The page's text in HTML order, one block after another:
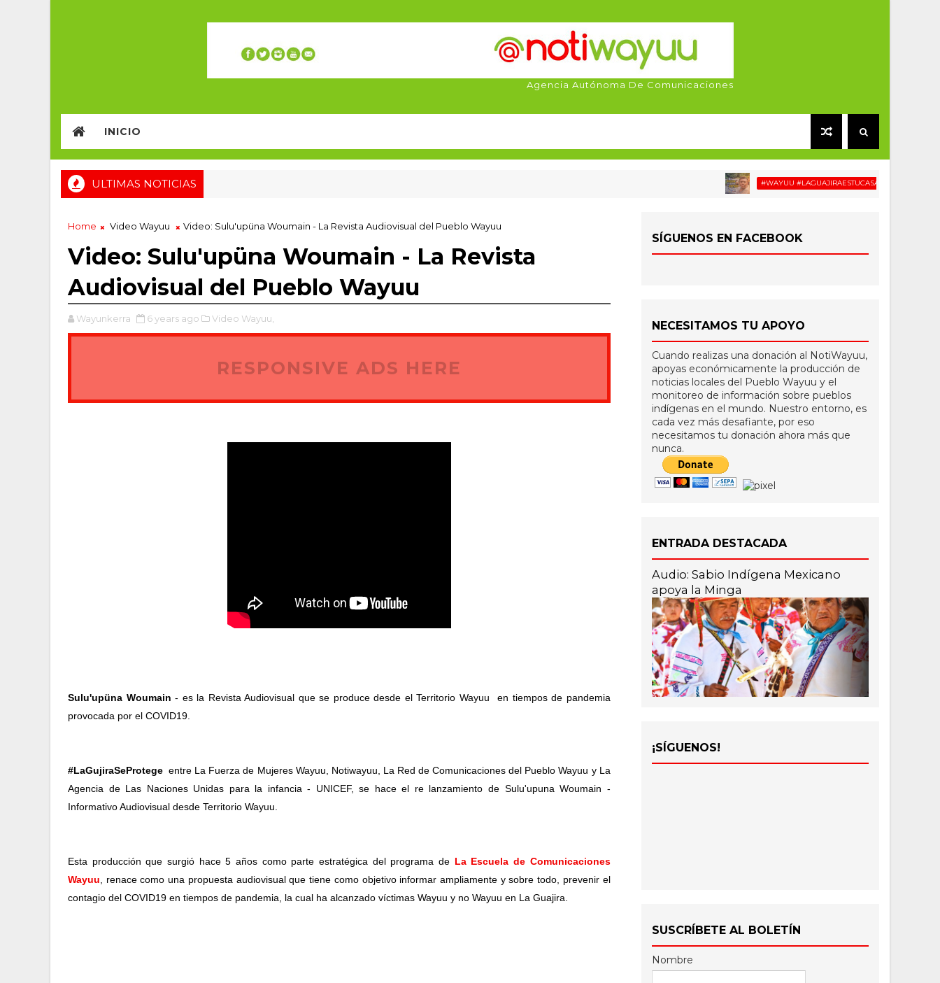
Agencia Autónoma De Comunicaciones
INICIO
ULTIMAS NOTICIAS #WAYUU #LAGUAJIRAESTUCASA #MIGRACIÓN
Home Video Wayuu Video: Sulu'upüna Woumain - La Revista Audiovisual del Pueblo Wayuu
Video: Sulu'upüna Woumain - La Revista
Audiovisual del Pueblo Wayuu
Wayunkerra 6 years ago Video Wayuu,
RESPONSIVE ADS HERE
Sulu'upüna Woumain - es la Revista Audiovisual que se produce desde el Territorio Wayuu  en tiempos de pandemia
provocada por el COVID19.
#LaGujiraSeProtege
  entre La Fuerza de Mujeres Wayuu, Notiwayuu, La Red de Comunicaciones del Pueblo Wayuu y La
Agencia de Las Naciones Unidas para la infancia - UNICEF, se hace el re lanzamiento de Sulu'upuna Woumain -
Informativo Audiovisual desde Territorio Wayuu.
Esta producción que surgió hace 5 años como parte estratégica del programa de La Escuela de Comunicaciones
Wayuu , renace como una propuesta audiovisual que tiene como objetivo informar ampliamente y sobre todo, prevenir el
contagio del COVID19 en tiempos de pandemia, la cual ha alcanzado víctimas Wayuu y no Wayuu en La Guajira.
SÍGUENOS EN FACEBOOK
NECESITAMOS TU APOYO
Cuando realizas una donación al NotiWayuu,
apoyas económicamente la producción de
noticias locales del Pueblo Wayuu y el
monitoreo de información sobre pueblos
indígenas en el mundo. Nuestro entorno, es
cada vez más desafiante, por eso
necesitamos tu donación ahora más que
nunca.
ENTRADA DESTACADA
Audio: Sabio Indígena Mexicano
apoya la Minga
¡SÍGUENOS!
SUSCRÍBETE AL BOLETÍN
Nombre